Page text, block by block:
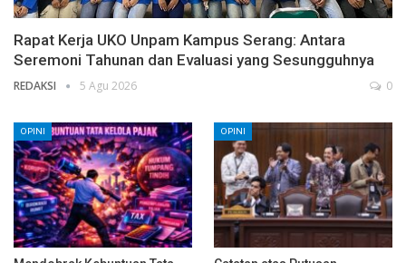
Rapat Kerja UKO Unpam Kampus Serang: Antara
Seremoni Tahunan dan Evaluasi yang Sesungguhnya
REDAKSI 5 Agu 2026 0
OPINI OPINI